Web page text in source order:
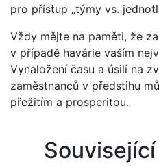
pro přístup „týmy vs.
Vždy mějte na paměti, že
v případě havárie vaším
Vynaložení času a úsilí na
zaměstnanců v předstihu
přežitím a prosperitou.